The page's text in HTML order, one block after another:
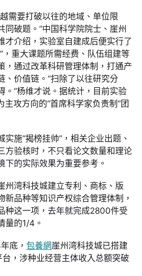
需要打破以往的地域、单位限
同破题。”中国科学院院士、崖州
才介绍，实验室自建成后便实行了
，重大课题所需经费、队伍组建等
，通过改革科研管理体制，打通产
、价值链。“扫除了以往研究分
。”杨维才说。据统计，目前实验
主攻方向的“首席科学家负责制”团
实施“揭榜挂帅”，相关企业出题、
方验核时，不只看论文数量和理论
下的实际效果为重要参考。
州湾科技城建立专利、商标、版
新品种等知识产权综合管理体制，
种这一项，去年就完成2800件受
量的1/4。
底， 包養網崖州湾科技城已搭建
，涉种业经营主体收入总额突破